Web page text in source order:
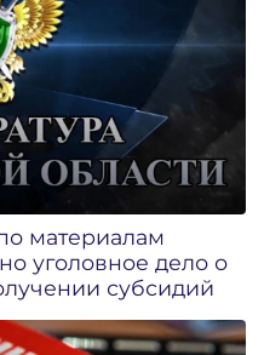
материалам
уголовное дело о
субсидий